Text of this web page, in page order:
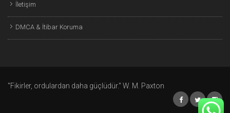
İletişim
DMCA & İtibar Koruma
"Fikirler, ordulardan daha güçlüdür." W. M. Paxton